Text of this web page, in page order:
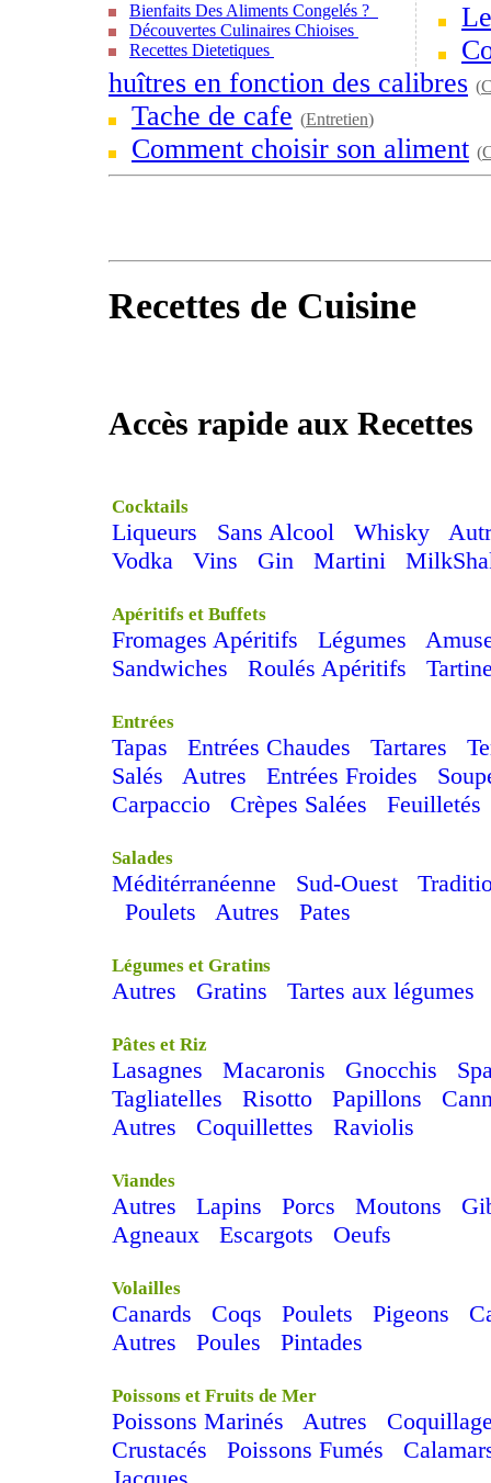
Bienfaits Des Aliments Congelés ?
Découvertes Culinaires Chioises
Recettes Dietetiques
huîtres en fonction des calibres (
Tache de cafe (Entretien)
Comment choisir son aliment (
Recettes de Cuisine
Accès rapide aux Recettes
Cocktails
Liqueurs Sans Alcool Whisky
Vodka
Vins Gin Martini
Apéritifs et Buffets
Fromages Apéritifs Légumes
Sandwiches
Roulés Apéritifs
Entrées
Tapas Entrées Chaudes Tartares
Salés
Autres Entrées Froides
Carpaccio
Crèpes Salées Feuilletés
Salades
Méditérranéenne Sud-Ouest
Poulets
Autres Pates
Légumes et Gratins
Autres Gratins Tartes aux légumes
Pâtes et Riz
Lasagnes Macaronis Gnocchis
Tagliatelles
Risotto Papillons
Autres
Coquillettes Raviolis
Viandes
Autres Lapins Porcs Moutons
Agneaux
Escargots Oeufs
Volailles
Canards Coqs Poulets Pigeons
Autres
Poules Pintades
Poissons et Fruits de Mer
Poissons Marinés Autres
Crustacés
Poissons Fumés